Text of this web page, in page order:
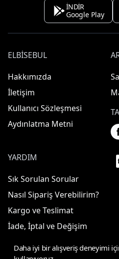
İNDİR
Google Play
ELBISEBUL
Hakkımızda
İletişim
Kullanıcı Sözleşmesi
Aydınlatma Metni
YARDIM
Sık Sorulan Sorular
Nasıl Sipariş Verebilirim?
Kargo ve Teslimat
İade, İptal ve Değişim
Daha iyi bir alışveriş deneyimi